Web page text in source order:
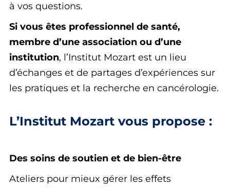
à vos questions.
Si vous êtes professionnel de santé,
membre d’une association ou d’une
institution, l’Institut Mozart est un lieu
d’échanges et de partages d’expériences sur
les pratiques et la recherche en cancérologie.
L’Institut Mozart vous propose :
Des soins de soutien et de bien-être
Ateliers pour mieux gérer les effets